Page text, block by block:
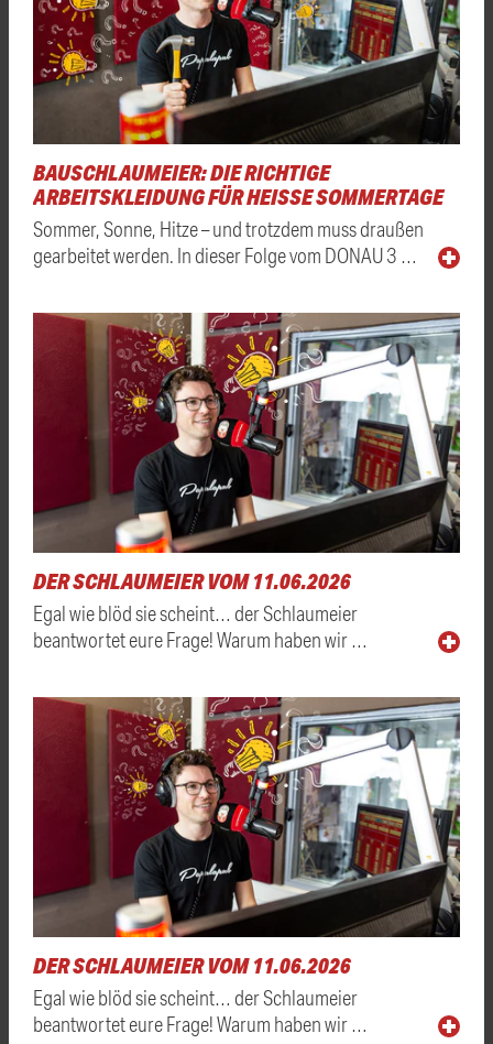
BAUSCHLAUMEIER: DIE RICHTIGE
ARBEITSKLEIDUNG FÜR HEISSE SOMMERTAGE
Sommer, Sonne, Hitze – und trotzdem muss draußen
gearbeitet werden. In dieser Folge vom DONAU 3 …
DER SCHLAUMEIER VOM 11.06.2026
Egal wie blöd sie scheint… der Schlaumeier
beantwortet eure Frage! Warum haben wir …
DER SCHLAUMEIER VOM 11.06.2026
Egal wie blöd sie scheint… der Schlaumeier
beantwortet eure Frage! Warum haben wir …